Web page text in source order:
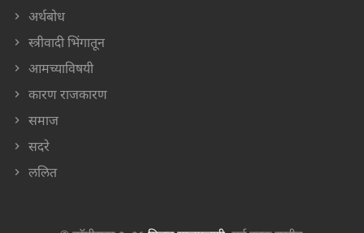
अर्थबोध
स्त्रीवादी भिंगातून
आमच्याविषयी
कारण राजकारण
समाज
सदरे
ललित